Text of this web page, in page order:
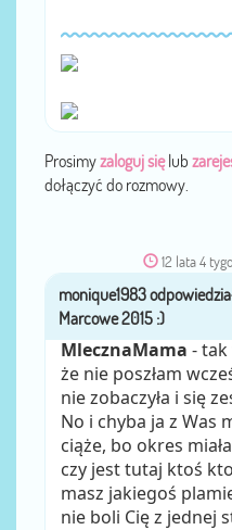
Prosimyzaloguj sięlub
dołączyć do rozmowy.
12 lata 4
przez
MlecznaMama - tak
że nie poszłam
nie zobaczyła i się
No i chyba ja z Was
ciąże, bo okres
czy jest tutaj ktoś
masz jakiegoś
nie boli Cię z jednej